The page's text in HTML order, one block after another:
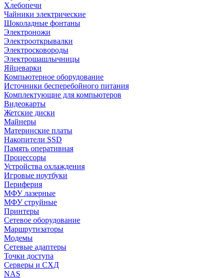
Хлебопечи
Чайники электрические
Шоколадные фонтаны
Электроножи
Электрооткрывалки
Электросковороды
Электрошашлычницы
Яйцеварки
Компьютерное оборудование
Источники бесперебойного питания
Комплектующие для компьютеров
Видеокарты
Жетские диски
Майнеры
Материнские платы
Накопители SSD
Память оперативная
Процессоры
Устройства охлаждения
Игровые ноутбуки
Периферия
МФУ лазерные
МФУ струйные
Принтеры
Сетевое оборудование
Маршрутизаторы
Модемы
Сетевые адаптеры
Точки доступа
Серверы и СХД
NAS